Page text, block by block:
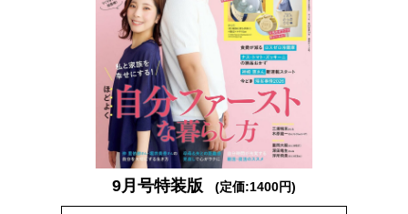
9月号特装版 (定価:1400円)